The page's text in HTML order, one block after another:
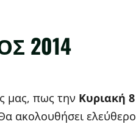
2014
μας, πως την Κυριακή 8
ακολουθήσει ελεύθερο